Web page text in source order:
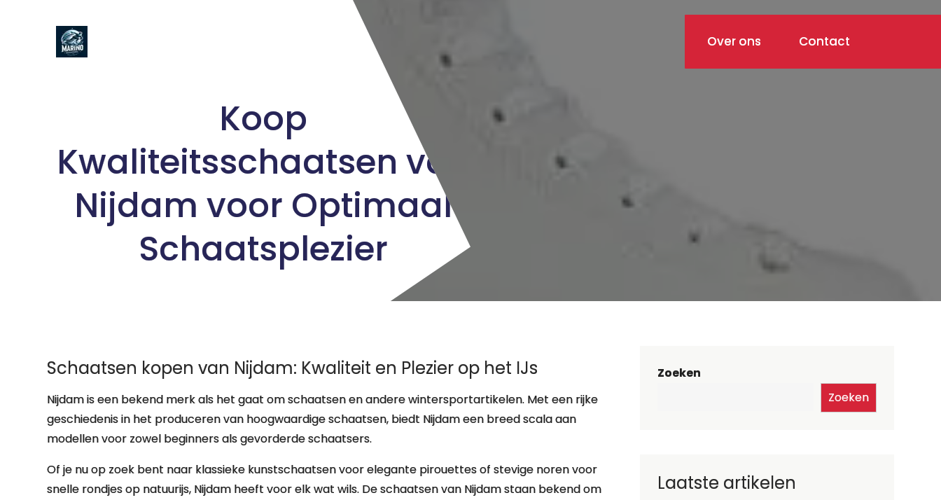
Over ons Contact
Koop
Kwaliteitsschaatsen van
Nijdam voor Optimaal
Schaatsplezier
Schaatsen kopen van Nijdam: Kwaliteit en Plezier op het IJs
Nijdam is een bekend merk als het gaat om schaatsen en andere wintersportartikelen. Met een rijke
geschiedenis in het produceren van hoogwaardige schaatsen, biedt Nijdam een breed scala aan
modellen voor zowel beginners als gevorderde schaatsers.
Of je nu op zoek bent naar klassieke kunstschaatsen voor elegante pirouettes of stevige noren voor
snelle rondjes op natuurijs, Nijdam heeft voor elk wat wils. De schaatsen van Nijdam staan bekend om
Zoeken
Zoeken
Laatste artikelen